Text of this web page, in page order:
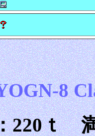
8
220ｔ